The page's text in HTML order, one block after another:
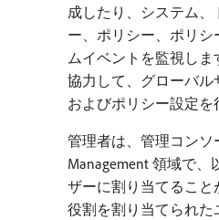
成したり、システム
ー、ポリシー、ポリ
ムイベントを監視しま
協力して、グローバル
およびポリシー設定を
管理者は、管理コンソ
Management 領域で
ザーに割り当てるこ
役割を割り当てられ